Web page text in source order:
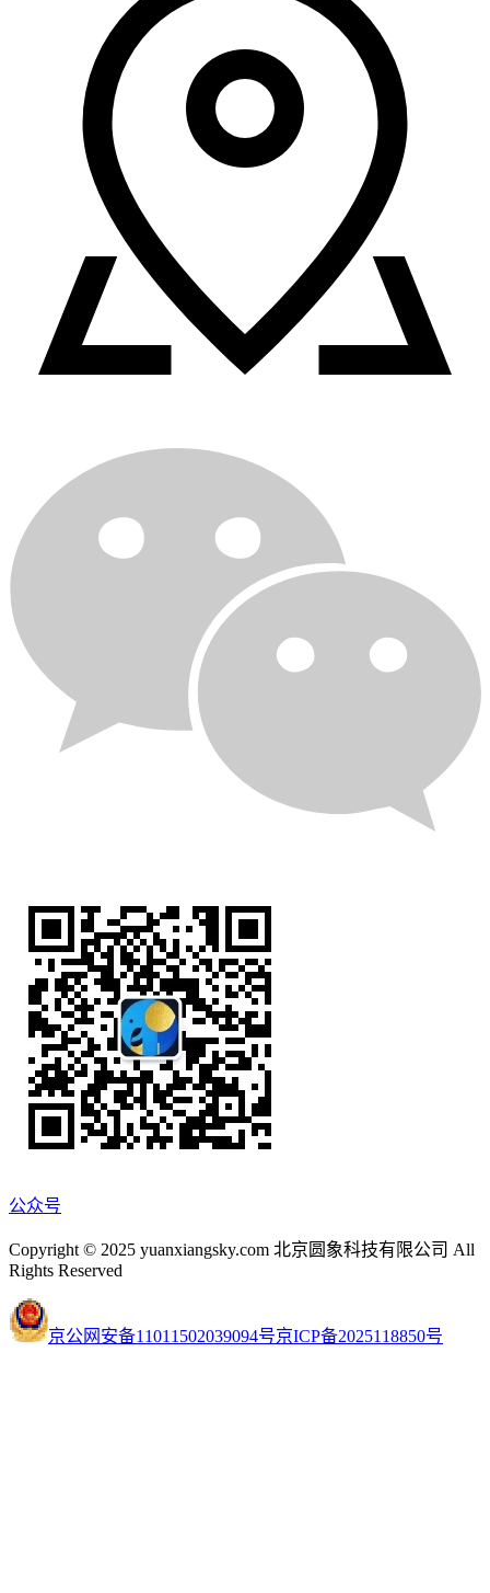
公众号
Copyright © 2025 yuanxiangsky.com 北京圆象科技有限公司 All
Rights Reserved
京公网安备11011502039094号京ICP备2025118850号